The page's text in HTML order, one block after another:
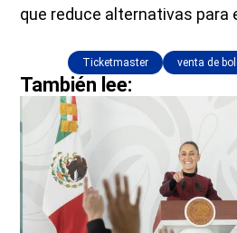
que reduce alternativas para
Ticketmaster venta de
También lee: